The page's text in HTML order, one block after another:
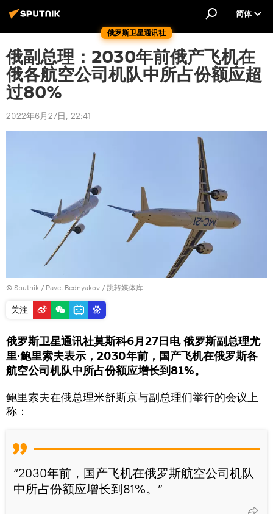
俄罗斯卫星通讯社
简体
俄副总理：2030年前俄产飞机在
俄各航空公司机队中所占份额应超
过80%
2022年6月27日, 22:41
© Sputnik / Pavel Bednyakov / 跳转媒体库
关注
俄罗斯卫星通讯社莫斯科6月27日电 俄罗斯副总理尤
里∙鲍里索夫表示，2030年前，国产飞机在俄罗斯各
航空公司机队中所占份额应增长到81%。
鲍里索夫在俄总理米舒斯京与副总理们举行的会议上
称：
“2030年前，国产飞机在俄罗斯航空公司机队
中所占份额应增长到81%。”